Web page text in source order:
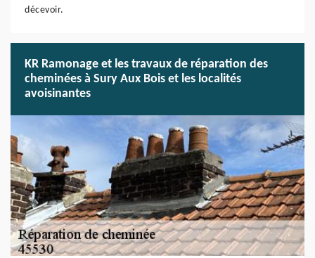
décevoir.
KR Ramonage et les travaux de réparation des
cheminées à Sury Aux Bois et les localités
avoisinantes